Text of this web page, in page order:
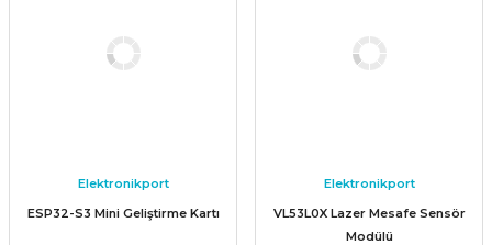
Elektronikport
ESP32-S3 Mini Geliştirme Kartı
Elektronikport
VL53L0X Lazer Mesafe Sensör
Modülü